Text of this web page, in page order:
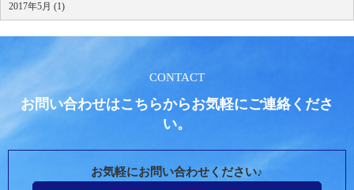
2017年5月 (1)
CONTACT
お問い合わせはこちらからお気軽にご連絡くださ
い。
お気軽にお問い合わせください♪